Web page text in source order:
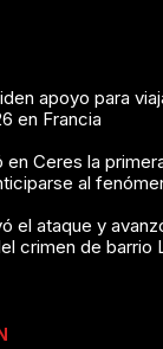
apoyo para
en Francia
en Ceres la
al
el ataque y
crimen de barrio